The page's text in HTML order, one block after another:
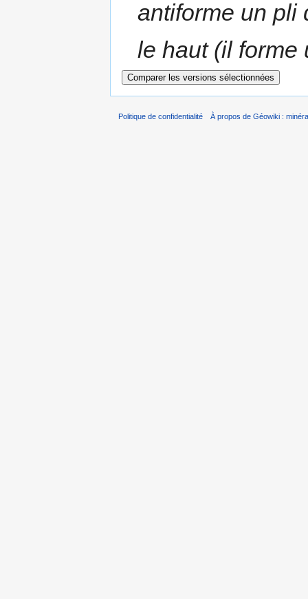
antiforme un pli
le haut (il forme
Politique de confidentialité À propos de Géowiki :